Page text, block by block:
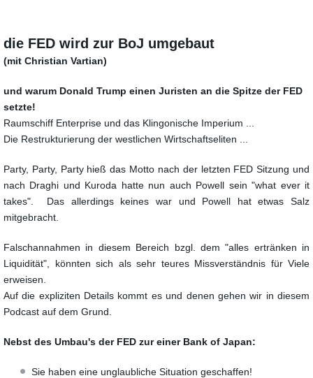
die FED wird zur BoJ umgebaut
(mit Christian Vartian)
und warum Donald Trump einen Juristen an die Spitze der FED
setzte!
Raumschiff Enterprise und das Klingonische Imperium ...
Die Restrukturierung der westlichen Wirtschaftseliten ...
Party, Party, Party hieß das Motto nach der letzten FED Sitzung und
nach Draghi und Kuroda hatte nun auch Powell sein "what ever it
takes". Das allerdings keines war und Powell hat etwas Salz
mitgebracht.
Falschannahmen in diesem Bereich bzgl. dem "alles ertränken in
Liquidität", könnten sich als sehr teures Missverständnis für Viele
erweisen.
Auf die expliziten Details kommt es und denen gehen wir in diesem
Podcast auf dem Grund.
Nebst des Umbau's der FED zur einer Bank of Japan:
Sie haben eine unglaubliche Situation geschaffen!